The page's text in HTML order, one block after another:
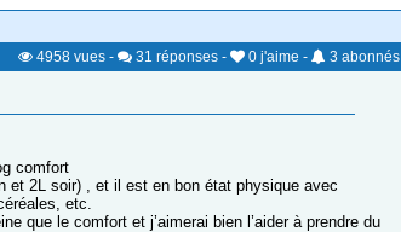
4958 vues - 31 réponses - 0 j'aime - 3 abonnés
comfort
et 2L soir) , et il est en bon état physique avec
etc.
que le comfort et j’aimerai bien l’aider à prendre du